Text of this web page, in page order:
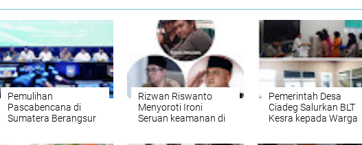
Pemulihan
Pascabencana di
Sumatera Berangsur
Rizwan Riswanto
Menyoroti Ironi
Seruan keamanan di
Pemerintah Desa
Ciadeg Salurkan BLT
Kesra kepada Warga